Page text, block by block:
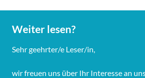
Weiter lesen?
Sehr geehrter/e Leser/in,
wir freuen uns über Ihr Interesse an